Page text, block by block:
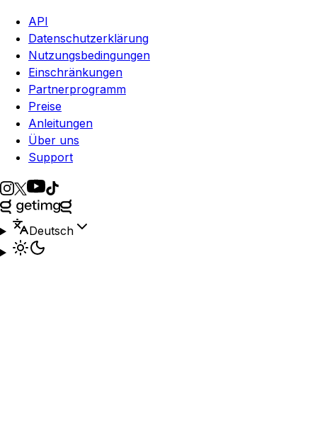
API
Datenschutzerklärung
Nutzungsbedingungen
Einschränkungen
Partnerprogramm
Preise
Anleitungen
Über uns
Support
Deutsch